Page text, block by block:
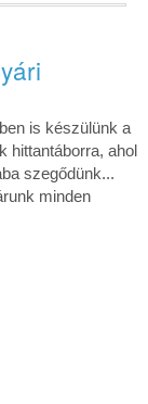
is készülünk a
hittantáborra, ahol
szegődünk...
minden